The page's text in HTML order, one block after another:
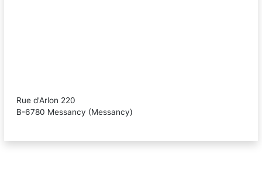
Rue d'Arlon 220
B-6780 Messancy (Messancy)